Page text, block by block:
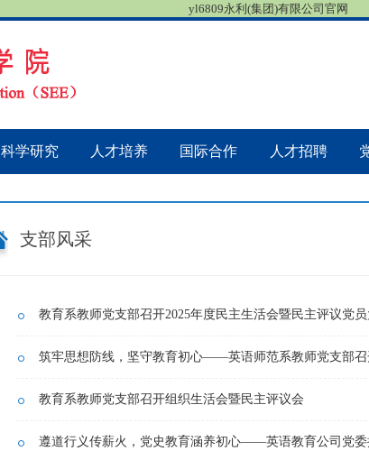
yl6809永利(集团)有限公司官网
科学研究 人才培养 国际合作 人才招聘
支部风采
教育系教师党支部召开2025年度民主生活会暨民主评议党员
教育系教师党支部召开组织生活会暨民主评议会